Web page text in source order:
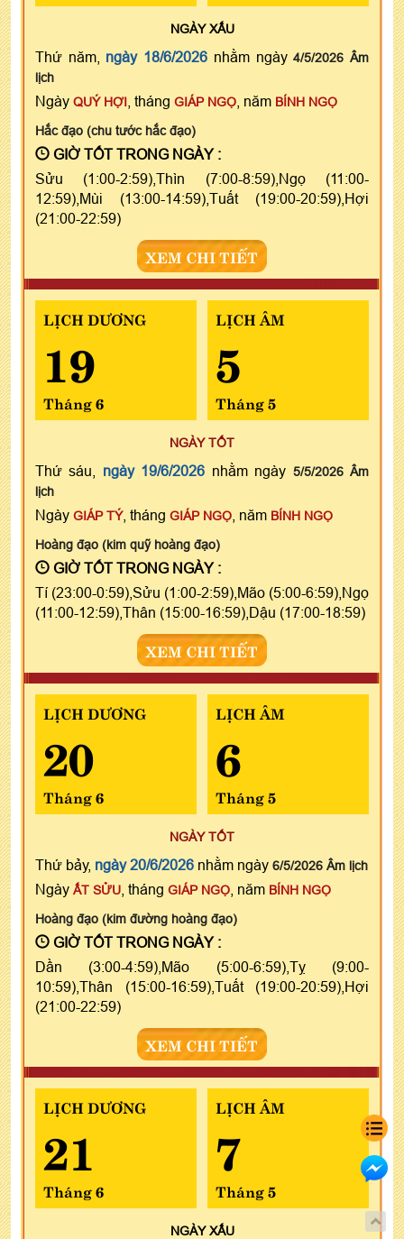
NGÀYXẤU
Thứ năm, ngày 18/6/2026 nhằm ngày4/5/2026 Âm
lịch
Ngày QUÝ HỢI , tháng GIÁP NGỌ , năm BÍNH NGỌ
Hắc đạo (chu tước hắc đạo)
GIỜ TỐT TRONG NGÀY :
Sửu (1:00-2:59),Thìn (7:00-8:59),Ngọ (11:00-
12:59),Mùi (13:00-14:59),Tuất (19:00-20:59),Hợi
(21:00-22:59)
XEM CHI TIẾT
LỊCH DƯƠNG
19
Tháng 6
LỊCH ÂM
5
Tháng 5
NGÀY TỐT
Thứ sáu, ngày 19/6/2026 nhằm ngày 5/5/2026 Âm
lịch
Ngày GIÁP TÝ, tháng GIÁP NGỌ , năm BÍNH NGỌ
Hoàng đạo (kim quỹ hoàng đạo)
GIỜ TỐT TRONG NGÀY :
Tí (23:00-0:59),Sửu (1:00-2:59),Mão (5:00-6:59),Ngọ
(11:00-12:59),Thân (15:00-16:59),Dậu (17:00-18:59)
XEM CHI TIẾT
LỊCH DƯƠNG
20
Tháng 6
LỊCH ÂM
6
Tháng 5
NGÀY TỐT
Thứ bảy, ngày 20/6/2026 nhằm ngày 6/5/2026 Âm lịch
Ngày ẤT SỬU , tháng GIÁP NGỌ , năm BÍNH NGỌ
Hoàng đạo (kim đường hoàng đạo)
GIỜ TỐT TRONG NGÀY :
Dần (3:00-4:59),Mão (5:00-6:59),Tỵ (9:00-
10:59),Thân (15:00-16:59),Tuất (19:00-20:59),Hợi
(21:00-22:59)
XEM CHI TIẾT
LỊCH DƯƠNG
21
Tháng 6
LỊCH ÂM
7
Tháng 5
NGÀYXẤU